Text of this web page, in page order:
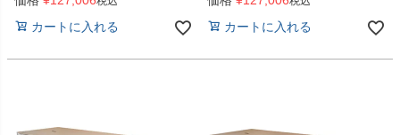
カートに入れる カートに入れる